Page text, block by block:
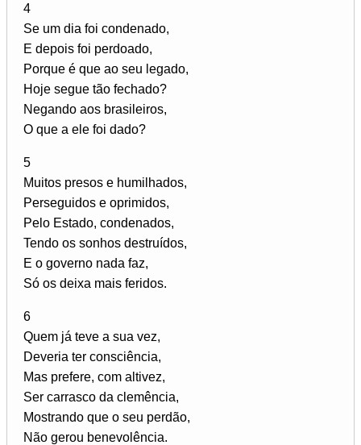
4
Se um dia foi condenado,
E depois foi perdoado,
Porque é que ao seu legado,
Hoje segue tão fechado?
Negando aos brasileiros,
O que a ele foi dado?
5
Muitos presos e humilhados,
Perseguidos e oprimidos,
Pelo Estado, condenados,
Tendo os sonhos destruídos,
E o governo nada faz,
Só os deixa mais feridos.
6
Quem já teve a sua vez,
Deveria ter consciência,
Mas prefere, com altivez,
Ser carrasco da clemência,
Mostrando que o seu perdão,
Não gerou benevolência.